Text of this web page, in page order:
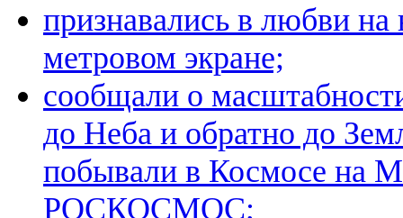
признавались в любви на
метровом экране;
сообщали о
до Неба и обратно до
побывали в Космосе на
РОСКОСМОС;